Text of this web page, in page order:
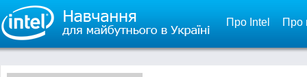
Про Intel Про